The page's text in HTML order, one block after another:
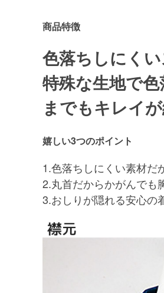
商品特徴
色落ちしにく
特殊な生地で
までもキレイ
嬉しい3つのポイント
1.色落ちしにくい素材
2.丸首だからかがんでも
3.おしりが隠れる安心の